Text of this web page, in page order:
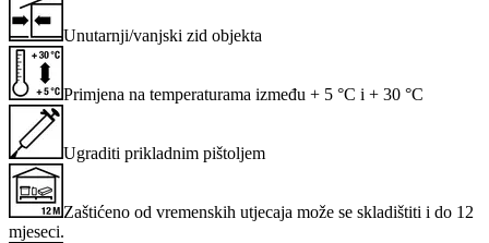
Unutarnji/vanjski zid objekta
Primjena na temperaturama između + 5 °C i + 30 °C
Ugraditi prikladnim pištoljem
Zaštićeno od vremenskih utjecaja može se skladištiti i do 12
mjeseci.